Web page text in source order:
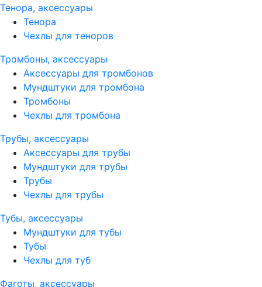
Тенора, аксессуары
Тенора
Чехлы для теноров
Тромбоны, аксессуары
Аксессуары для тромбонов
Мундштуки для тромбона
Тромбоны
Чехлы для тромбона
Трубы, аксессуары
Аксессуары для трубы
Мундштуки для трубы
Трубы
Чехлы для трубы
Тубы, аксессуары
Мундштуки для тубы
Тубы
Чехлы для туб
Фаготы, аксессуары